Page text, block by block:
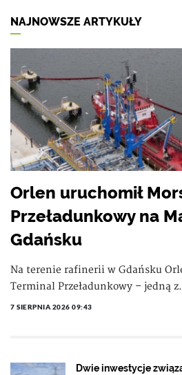
NAJNOWSZE ARTYKUŁY
Orlen uruchomił
Przeładunkowy na
Gdańsku
Na terenie rafinerii w Gdańsku
Terminal Przeładunkowy – jedną
7 SIERPNIA 2026 09:43
Dwie inwestycje